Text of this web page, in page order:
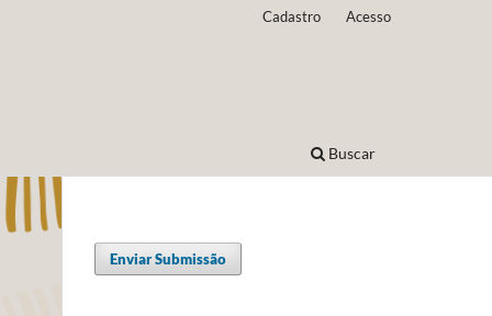
Buscar
Cadastro Acesso
Enviar Submissão